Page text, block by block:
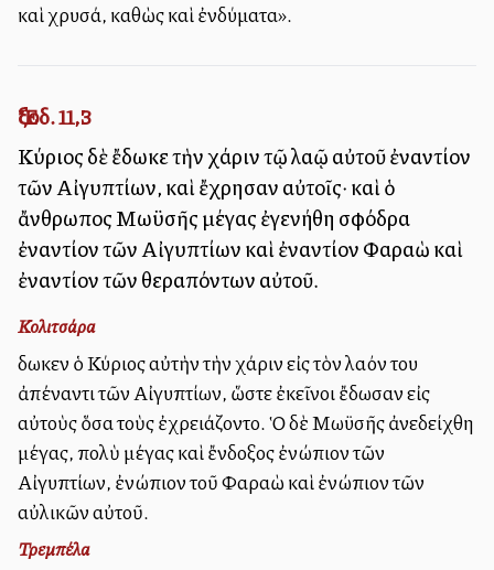
καὶ χρυσά, καθὼς καὶ ἐνδύματα».
Ἔξοδ. 11,3
Κύριος δὲ ἔδωκε τὴν χάριν τῷ λαῷ αὐτοῦ ἐναντίον
τῶν Αἰγυπτίων, καὶ ἔχρησαν αὐτοῖς· καὶ ὁ
ἄνθρωπος Μωϋσῆς μέγας ἐγενήθη σφόδρα
ἐναντίον τῶν Αἰγυπτίων καὶ ἐναντίον Φαραὼ καὶ
ἐναντίον τῶν θεραπόντων αὐτοῦ.
Κολιτσάρα
Ἔδωκεν ὁ Κύριος αὐτὴν τὴν χάριν εἰς τὸν λαόν του
ἀπέναντι τῶν Αἰγυπτίων, ὥστε ἐκεῖνοι ἔδωσαν εἰς
αὐτοὺς ὅσα τοὺς ἐχρειάζοντο. Ὁ δὲ Μωϋσῆς ἀνεδείχθη
μέγας, πολὺ μέγας καὶ ἔνδοξος ἐνώπιον τῶν
Αἰγυπτίων, ἐνώπιον τοῦ Φαραὼ καὶ ἐνώπιον τῶν
αὐλικῶν αὐτοῦ.
Τρεμπέλα